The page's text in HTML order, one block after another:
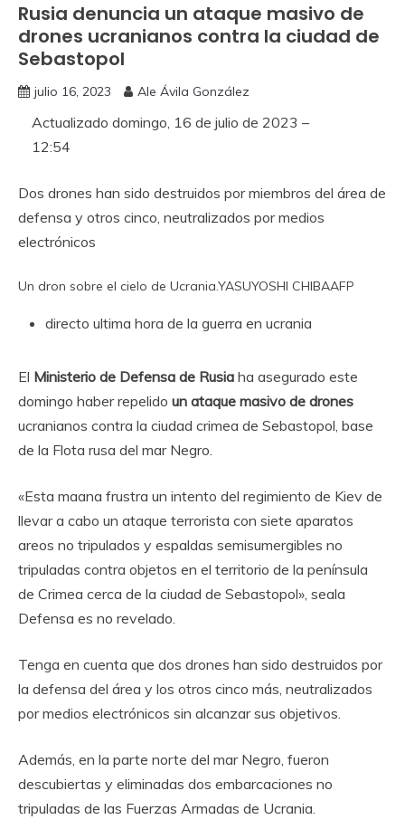
Rusia denuncia un ataque masivo de
drones ucranianos contra la ciudad de
Sebastopol
julio 16, 2023 Ale Ávila González
Actualizado domingo, 16 de julio de 2023 –
12:54
Dos drones han sido destruidos por miembros del área de
defensa y otros cinco, neutralizados por medios
electrónicos
Un dron sobre el cielo de Ucrania.YASUYOSHI CHIBAAFP
directo ultima hora de la guerra en ucrania
El Ministerio de Defensa de Rusia ha asegurado este
domingo haber repelido un ataque masivo de drones
ucranianos contra la ciudad crimea de Sebastopol, base
de la Flota rusa del mar Negro.
«Esta maana frustra un intento del regimiento de Kiev de
llevar a cabo un ataque terrorista con siete aparatos
areos no tripulados y espaldas semisumergibles no
tripuladas contra objetos en el territorio de la península
de Crimea cerca de la ciudad de Sebastopol», seala
Defensa es no revelado.
Tenga en cuenta que dos drones han sido destruidos por
la defensa del área y los otros cinco más, neutralizados
por medios electrónicos sin alcanzar sus objetivos.
Además, en la parte norte del mar Negro, fueron
descubiertas y eliminadas dos embarcaciones no
tripuladas de las Fuerzas Armadas de Ucrania.